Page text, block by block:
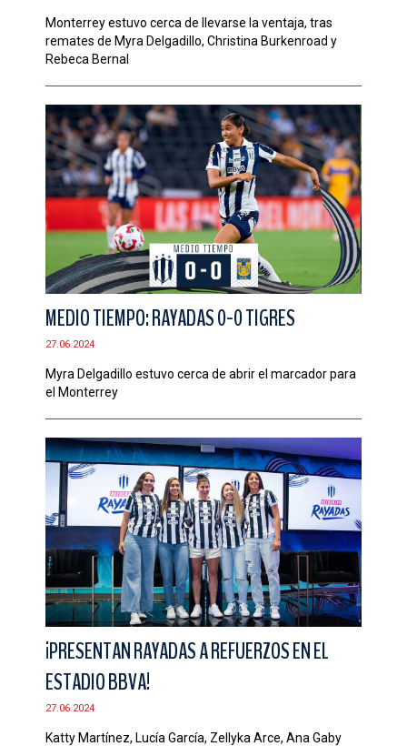
Monterrey estuvo cerca de llevarse la ventaja, tras
remates de Myra Delgadillo, Christina Burkenroad y
Rebeca Bernal
MEDIO TIEMPO: RAYADAS 0-0 TIGRES
27.06.2024
Myra Delgadillo estuvo cerca de abrir el marcador para
el Monterrey
¡PRESENTAN RAYADAS A REFUERZOS EN EL
ESTADIO BBVA!
27.06.2024
Katty Martínez, Lucía García, Zellyka Arce, Ana Gaby